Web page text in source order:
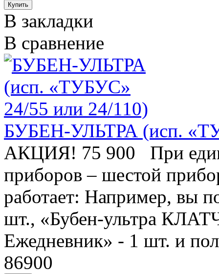
В закладки
В сравнение
БУБЕН-УЛЬТРА (исп.
АКЦИЯ! 75 900 При
приборов – шестой
работает: Например, вы
шт., «Бубен-ультра
Ежедневник» - 1 шт. и
86900